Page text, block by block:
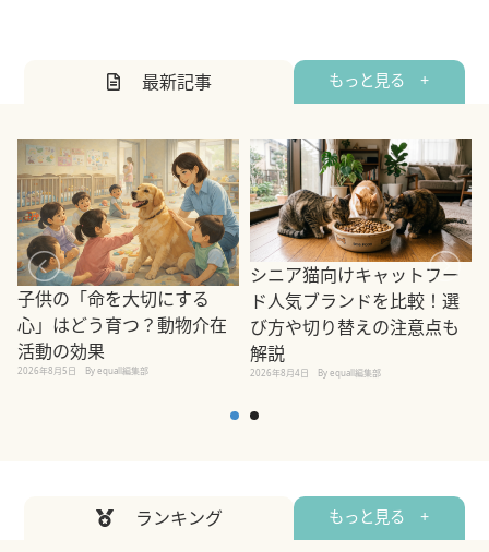
最新記事 もっと見る +
子供の「命を大切にする
心」はどう育つ？動物介在
活動の効果
2026年8月5日 By equall編集部
シニア猫向けキャットフー
ド人気ブランドを比較！選
び方や切り替えの注意点も
解説
2026年8月4日 By equall編集部
ランキング もっと見る +